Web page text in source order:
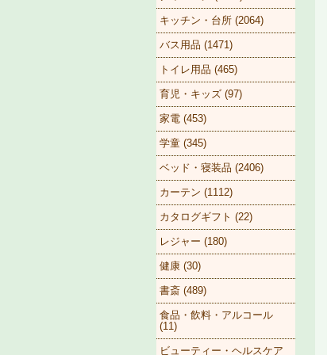
キッチン・台所 (2064)
バス用品 (1471)
トイレ用品 (465)
育児・キッズ (97)
家電 (453)
学童 (345)
ベッド・寝装品 (2406)
カーテン (1112)
カタログギフト (22)
レジャー (180)
健康 (30)
書斎 (489)
食品・飲料・アルコール
(11)
ビューティー・ヘルスケア